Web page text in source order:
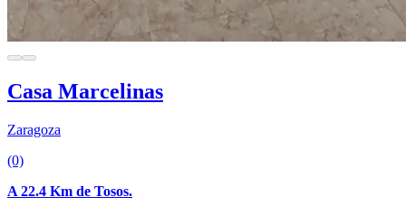
Casa Marcelinas
Zaragoza
(0)
A 22.4 Km de Tosos.